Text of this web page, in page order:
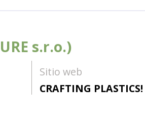
s.r.o.)
Sitio web
CRAFTING